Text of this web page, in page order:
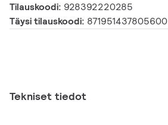
Tilauskoodi: 928392220285
Täysi tilauskoodi: 871951437805600
Tekniset tiedot